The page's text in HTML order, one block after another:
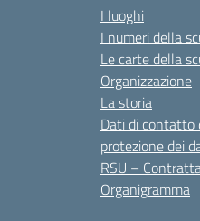
I luoghi
I numeri della
Le carte della
Organizzazione
La storia
Dati di contatto
protezione dei
RSU –
Organigramma